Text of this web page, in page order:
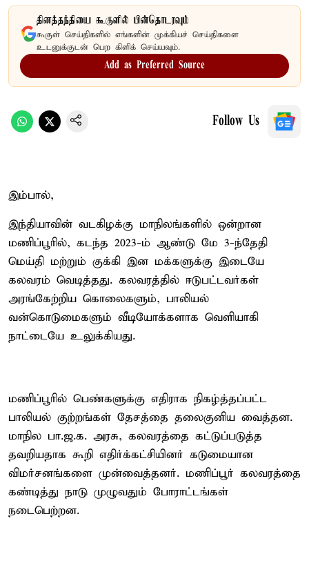
தினத்தந்தியை கூகுளில் பின்தொடரவும்
கூகுள் செய்திகளில் எங்களின் முக்கியச் செய்திகளை
உடனுக்குடன் பெற கிளிக் செய்யவும்.
Add as Preferred Source
Follow Us
இம்பால்,
இந்தியாவின் வடகிழக்கு மாநிலங்களில் ஒன்றான
மணிப்பூரில், கடந்த 2023-ம் ஆண்டு மே 3-ந்தேதி
மெய்தி மற்றும் குக்கி இன மக்களுக்கு இடையே
கலவரம் வெடித்தது. கலவரத்தில் ஈடுபட்டவர்கள்
அரங்கேற்றிய கொலைகளும், பாலியல்
வன்கொடுமைகளும் வீடியோக்களாக வெளியாகி
நாட்டையே உலுக்கியது.
மணிப்பூரில் பெண்களுக்கு எதிராக நிகழ்த்தப்பட்ட
பாலியல் குற்றங்கள் தேசத்தை தலைகுனிய வைத்தன.
மாநில பா.ஜ.க. அரசு, கலவரத்தை கட்டுப்படுத்த
தவறியதாக கூறி எதிர்க்கட்சியினர் கடுமையான
விமர்சனங்களை முன்வைத்தனர். மணிப்பூர் கலவரத்தை
கண்டித்து நாடு முழுவதும் போராட்டங்கள்
நடைபெற்றன.